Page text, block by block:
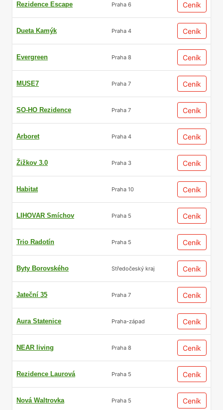
Rezidence Escape Praha 6 Ceník
Dueta Kamýk Praha 4 Ceník
Evergreen Praha 8 Ceník
MUSE7 Praha 7 Ceník
SO-HO Rezidence Praha 7 Ceník
Arboret Praha 4 Ceník
Žižkov 3.0 Praha 3 Ceník
Habitat Praha 10 Ceník
LIHOVAR Smíchov Praha 5 Ceník
Trio Radotín Praha 5 Ceník
Byty Borovského Středočeský kraj Ceník
Jateční 35 Praha 7 Ceník
Aura Statenice Praha-západ Ceník
NEAR living Praha 8 Ceník
Rezidence Laurová Praha 5 Ceník
Nová Waltrovka Praha 5 Ceník